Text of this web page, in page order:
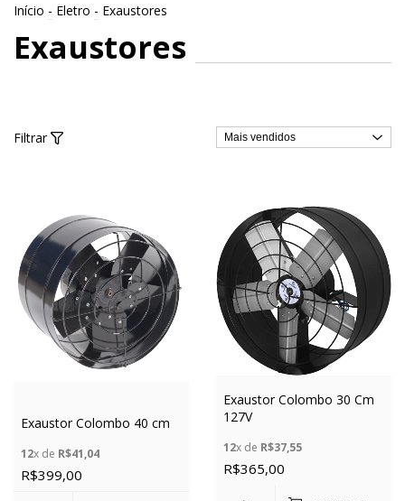
Início - Eletro - Exaustores
Exaustores
Filtrar
Exaustor Colombo 40 cm
12x de R$41,04
R$399,00
Exaustor Colombo 30 Cm
127V
12x de R$37,55
R$365,00